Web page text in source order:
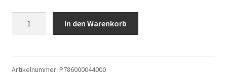
In den Warenkorb
Artikelnummer: P786000044000